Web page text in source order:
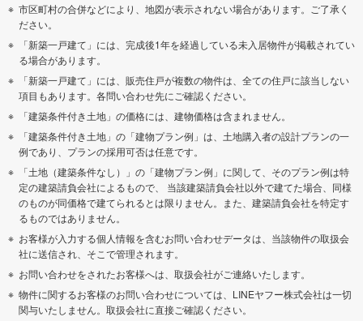
市区町村の合併などにより、地図が表示されない場合があります。ご了承く
ださい。
「新築一戸建て」には、完成後1年を経過している未入居物件が掲載されてい
る場合があります。
「新築一戸建て」には、販売住戸が複数の物件は、全ての住戸に該当しない
項目もあります。各問い合わせ先にご確認ください。
「建築条件付き土地」の価格には、建物価格は含まれません。
「建築条件付き土地」の「建物プラン例」は、土地購入者の設計プランの一
例であり、プランの採用可否は任意です。
「土地（建築条件なし）」の「建物プラン例」に関して、そのプラン例は特
定の建築請負会社によるもので、 当該建築請負会社以外で建てた場合、同様
のものが同価格で建てられるとは限りません。また、建築請負会社を特定す
るものではありません。
お客様が入力する個人情報を含むお問い合わせデータは、当該物件の取扱会
社に送信され、そこで管理されます。
お問い合わせをされたお客様へは、取扱会社がご連絡いたします。
物件に関するお客様のお問い合わせについては、LINEヤフー株式会社は一切
関与いたしません。取扱会社に直接ご確認ください。